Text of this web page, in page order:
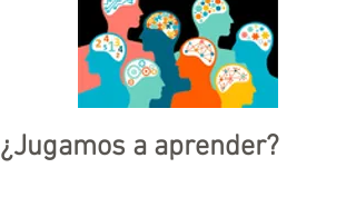
¿Jugamos a aprender?